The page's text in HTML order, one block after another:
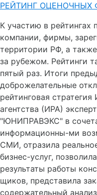
РЕЙТИНГ ОЦЕНОЧНЫХ
К участию в рейтингах
компании, фирмы,
территории РФ, а
за рубежом. Рейтинги
пятый раз. Итоги
доброжелательные
рейтинговая
агентства (ИРА)
"ЮНИПРАВЭКС" в
информационны-ми
СМИ, отразила
бизнес-услуг,
результаты работы
щиков, представила
содержательный